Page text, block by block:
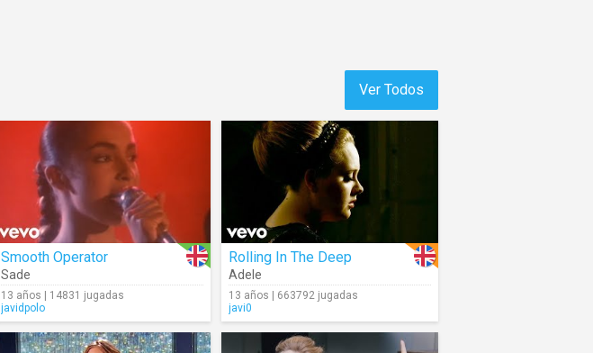
Ver Todos
Smooth Operator
Sade
13 años | 14831 jugadas
javidpolo
Rolling In The Deep
Adele
13 años | 663792 jugadas
javi0